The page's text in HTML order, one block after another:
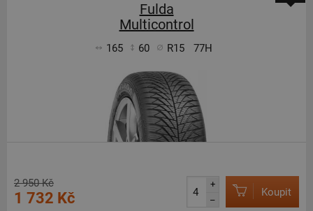
Fulda
Multicontrol
165 60 R15 77H
2 950 Kč
1 732 Kč
+
–
Koupit